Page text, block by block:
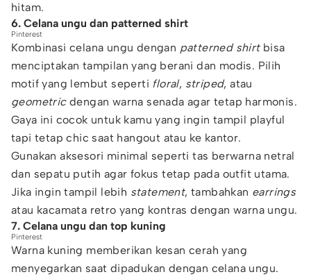
hitam.
6. Celana ungu dan patterned shirt
Pinterest
Kombinasi celana ungu dengan patterned shirtbisa
menciptakan tampilan yang berani dan modis. Pilih
motif yang lembut seperti floral, striped, atau
geometricdengan warna senada agar tetap harmonis.
Gaya ini cocok untuk kamu yang ingin tampil playful
tapi tetap chic saat hangout atau ke kantor.
Gunakan aksesori minimal seperti tas berwarna netral
dan sepatu putih agar fokus tetap pada outfit utama.
Jika ingin tampil lebih statement, tambahkan earrings
atau kacamata retro yang kontras dengan warna ungu.
7. Celana ungu dan top kuning
Pinterest
Warna kuning memberikan kesan cerah yang
menyegarkan saat dipadukan dengan celana ungu.